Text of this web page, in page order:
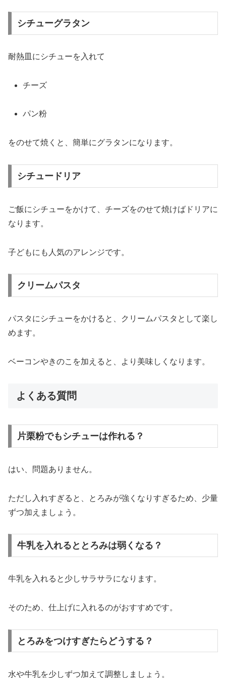
シチューグラタン
耐熱皿 に シチューを 入れて
チーズ
パン粉
をのせて焼く と、 簡単にグラタンになり ます。
シチュードリア
ご飯に シチューをかけて、 チーズをのせて焼けば ドリアに
なり ます。
子どもに も 人気のアレンジです。
クリームパスタ
パスタに シチューをかける と、 クリームパスタ として楽 し
め ます。
ベーコンやきのこ を加える と、 より 美味 しく なり ます。
よくある質問
片栗粉でもシチューは作れる？
はい、 問題ありま せん。
ただし 入れすぎる と、 とろみが強 く なり すぎるため、 少量
ずつ加 え ま しょう。
牛乳を入れるととろみは弱くなる？
牛乳を 入れる と 少しサラサラになり ます。
そのため、 仕上げに 入れるのがおすすめです。
とろみをつけすぎたらどうする？
水や牛乳を少しずつ加 えて調整しま しょう。